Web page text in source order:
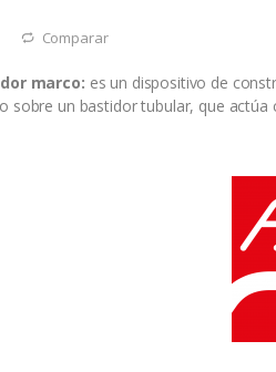
Comparar
marco: es un dispositivo de
sobre un bastidor tubular, que